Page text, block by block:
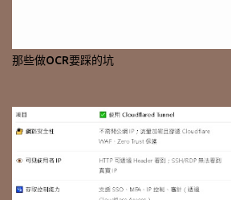
那些做OCR要踩的坑